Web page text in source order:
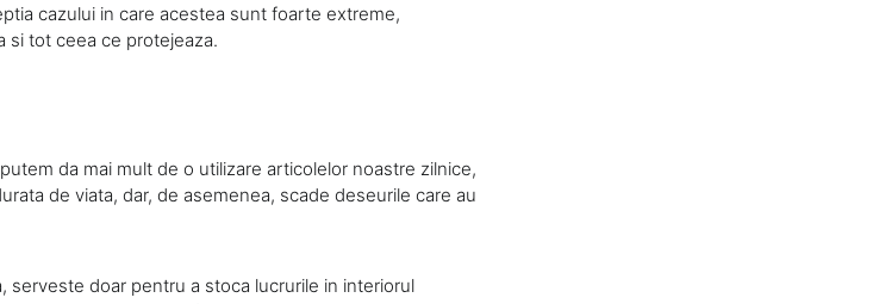
cazului in care acestea sunt foarte extreme,
si tot ceea ce protejeaza.
da mai mult de o utilizare articolelor noastre zilnice,
de viata, dar, de asemenea, scade deseurile care au
serveste doar pentru a stoca lucrurile in interiorul